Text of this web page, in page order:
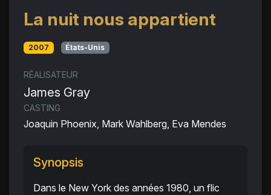
La nuit nous appartient
2007 États-Unis
RÉALISATEUR
James Gray
CASTING
Joaquin Phoenix, Mark Wahlberg, Eva Mendes
Synopsis
Dans le New York des années 1980, un flic